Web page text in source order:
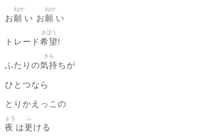
お願
ねが
い お願
ねが
い
トレード希望
きぼう
!
ふたりの気持
きも
ちが
ひとつなら
とりかえっこの
夜
よる
は更
ふ
ける